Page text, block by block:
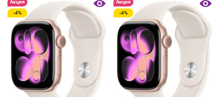
От дорогих к дешевым
По рейтингу
По названию
Акция
-4%
Акция
-4%